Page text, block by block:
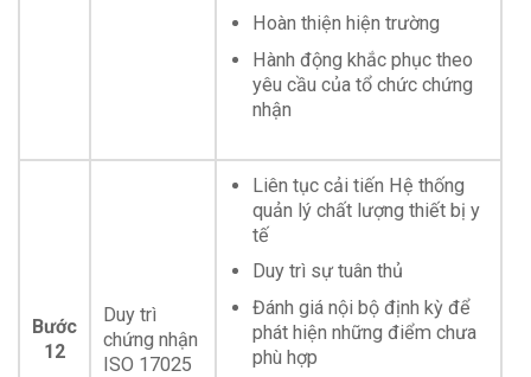
Hoàn thiện hiện trường
Hành động khắc phục theo
yêu cầu của tổ chức chứng
nhận
Bước
12
Duy trì
chứng nhận
ISO 17025
Liên tục cải tiến Hệ thống
quản lý chất lượng thiết bị y
tế
Duy trì sự tuân thủ
Đánh giá nội bộ định kỳ để
phát hiện những điểm chưa
phù hợp